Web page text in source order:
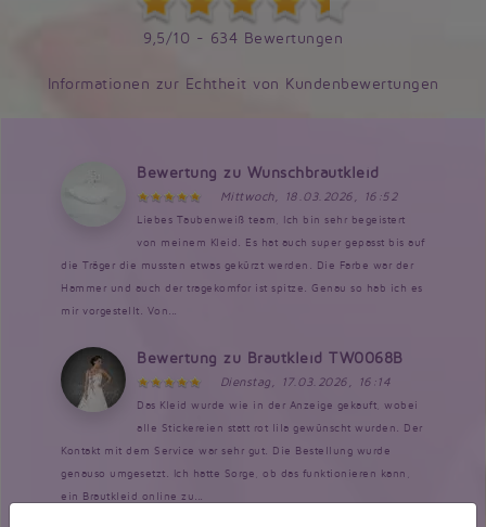
9,5/10 - 634 Bewertungen
Informationen zur Echtheit von Kundenbewertungen
Bewertung zu Wunschbrautkleid
Mittwoch, 18.03.2026, 16:52
Liebes Taubenweiß team, Ich bin sehr begeistert
von meinem Kleid. Es hat auch super gepasst bis auf
die Träger die mussten etwas gekürzt werden. Die Farbe war der
Hammer und auch der tragekomfor ist spitze. Genau so hab ich es
mir vorgestellt. Von...
Bewertung zu Brautkleid TW0068B
Dienstag, 17.03.2026, 16:14
Das Kleid wurde wie in der Anzeige gekauft, wobei
alle Stickereien statt rot lila gewünscht wurden. Der
Kontakt mit dem Service war sehr gut. Die Bestellung wurde
genauso umgesetzt. Ich hatte Sorge, ob das funktionieren kann,
ein Brautkleid online zu...